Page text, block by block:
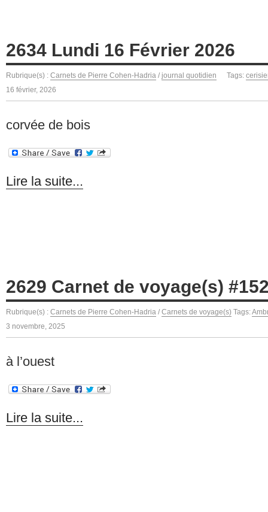
2634 Lundi 16 Février 2026
Rubrique(s) : Carnets de Pierre Cohen-Hadria / journal quotidien Tags:
16 février, 2026
corvée de bois
Lire la suite...
2629 Carnet de voyage(s)
Rubrique(s) : Carnets de Pierre Cohen-Hadria / Carnets de voyage(s) Tags:
3 novembre, 2025
à l’ouest
Lire la suite...